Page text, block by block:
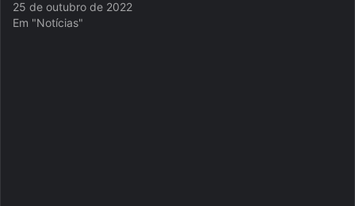
25 de outubro de 2022
Em "Notícias"